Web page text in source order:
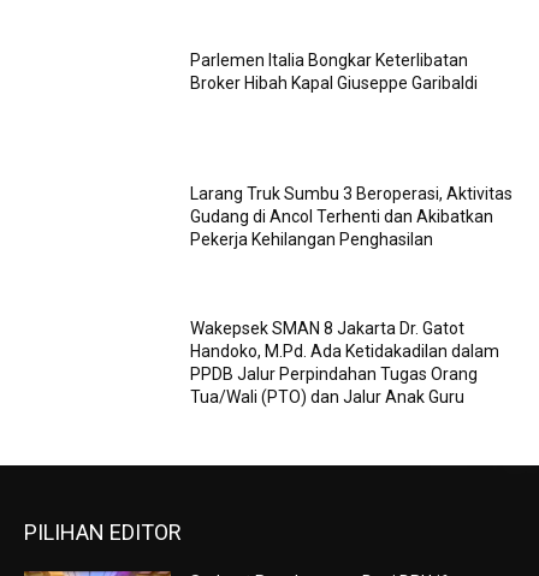
Parlemen Italia Bongkar Keterlibatan
Broker Hibah Kapal Giuseppe Garibaldi
Larang Truk Sumbu 3 Beroperasi, Aktivitas
Gudang di Ancol Terhenti dan Akibatkan
Pekerja Kehilangan Penghasilan
Wakepsek SMAN 8 Jakarta Dr. Gatot
Handoko, M.Pd. Ada Ketidakadilan dalam
PPDB Jalur Perpindahan Tugas Orang
Tua/Wali (PTO) dan Jalur Anak Guru
PILIHAN EDITOR